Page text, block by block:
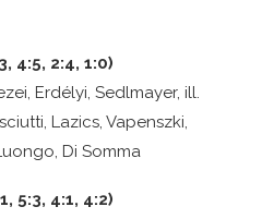
4:5, 2:4, 1:0)
Erdélyi, Sedlmayer, ill.
Lazics, Vapenszki,
Di Somma
5:3, 4:1, 4:2)